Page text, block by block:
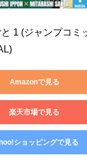
1 (ジャンプコミ
Amazonで見る
楽天市場で見る
ショッピングで見る